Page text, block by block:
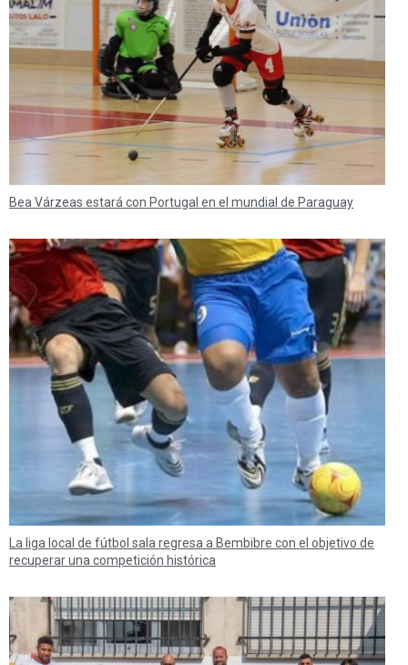
Bea Várzeas estará con Portugal en el mundial de Paraguay
La liga local de fútbol sala regresa a Bembibre con el objetivo de
recuperar una competición histórica